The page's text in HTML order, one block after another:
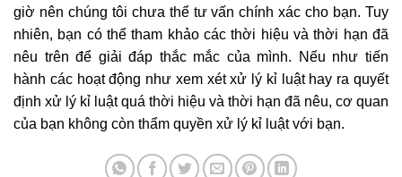
giờ nên chúng tôi chưa thể tư vấn chính xác cho bạn. Tuy
nhiên, bạn có thể tham khảo các thời hiệu và thời hạn đã
nêu trên để giải đáp thắc mắc của mình. Nếu như tiến
hành các hoạt động như xem xét xử lý kỉ luật hay ra quyết
định xử lý kỉ luật quá thời hiệu và thời hạn đã nêu, cơ quan
của bạn không còn thẩm quyền xử lý kỉ luật với bạn.